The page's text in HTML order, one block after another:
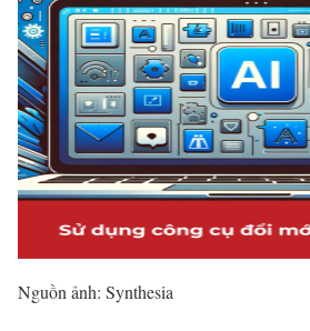
Nguồn ảnh: Synthesia